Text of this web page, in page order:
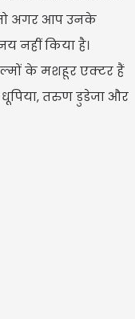
तो अगर आप उनके
नहीं किया है।
के मशहूर एक्टर हैं
तरुण डुडेजा और